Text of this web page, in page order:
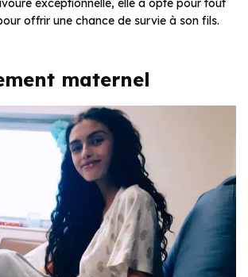
exceptionnelle, elle a opté pour tout
offrir une chance de survie à son fils.
maternel